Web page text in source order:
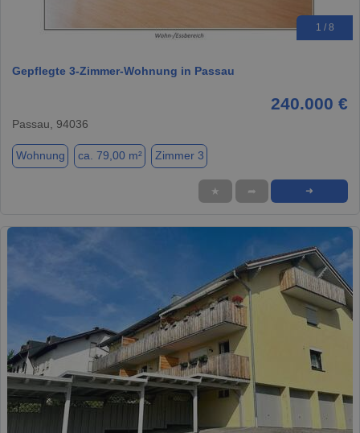
1 / 8
Gepflegte 3-Zimmer-Wohnung in Passau
240.000 €
Passau, 94036
Wohnung ca. 79,00 m² Zimmer 3
★ ➦ ➜